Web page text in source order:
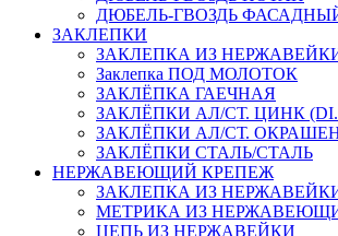
ДЮБЕЛЬ-ГВОЗДЬ
ЗАКЛЕПКИ
ЗАКЛЕПКА ИЗ
Заклепка ПОД МОЛОТОК
ЗАКЛЁПКА ГАЕЧНАЯ
ЗАКЛЁПКИ АЛ/СТ. ЦИНК
ЗАКЛЁПКИ АЛ/СТ.
ЗАКЛЁПКИ СТАЛЬ/СТАЛЬ
НЕРЖАВЕЮЩИЙ КРЕПЕЖ
ЗАКЛЕПКА ИЗ
МЕТРИКА ИЗ
ЦЕПЬ ИЗ НЕРЖАВЕЙКИ